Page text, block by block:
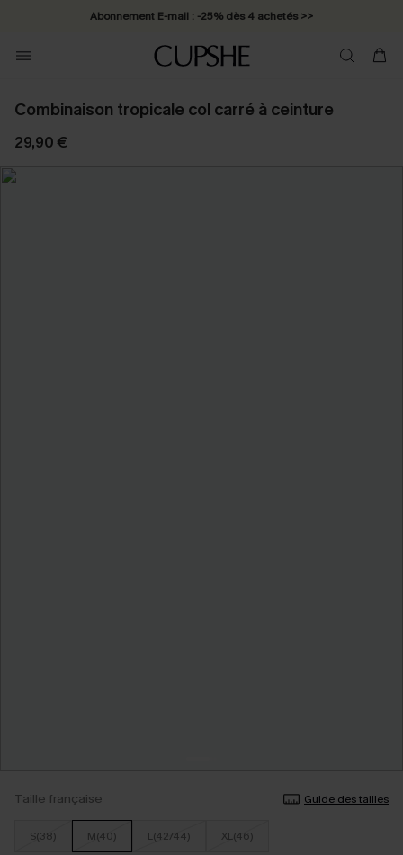
Abonnement E-mail : -25% dès 4 achetés >>
Combinaison tropicale col carré à ceinture
29,90 €
Taille française Guide des tailles
S(38) M(40) L(42/44) XL(46)